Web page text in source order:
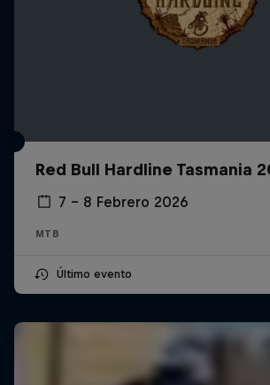
Red Bull Hardline Tasmania
7 – 8 Febrero 2026
MTB
Último evento